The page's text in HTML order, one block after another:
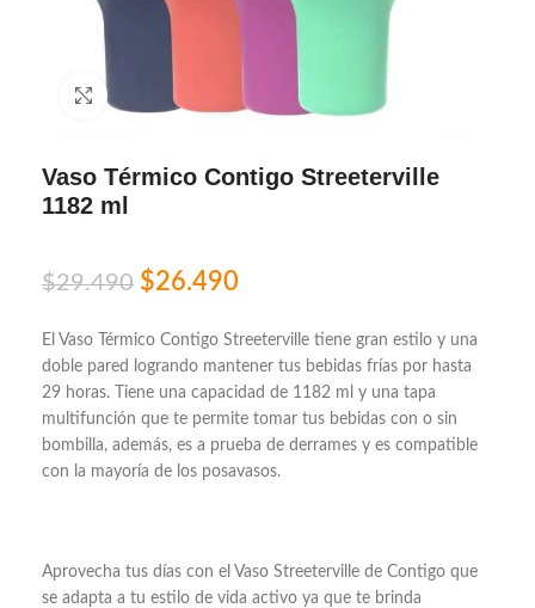
Vaso Térmico Contigo Streeterville
1182 ml
$29.490 $26.490
El Vaso Térmico Contigo Streeterville tiene gran estilo y una
doble pared logrando mantener tus bebidas frías por hasta
29 horas. Tiene una capacidad de 1182 ml y una tapa
multifunción que te permite tomar tus bebidas con o sin
bombilla, además, es a prueba de derrames y es compatible
con la mayoría de los posavasos.
Aprovecha tus días con el Vaso Streeterville de Contigo que
se adapta a tu estilo de vida activo ya que te brinda